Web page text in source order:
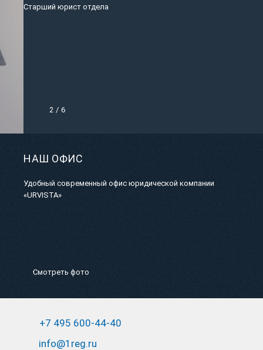
Старший юрист отдела
2 / 6
НАШ ОФИС
Удобный современный офис юридической компании
«URVISTA»
Смотреть фото
+7 495 600-44-40
info@1reg.ru